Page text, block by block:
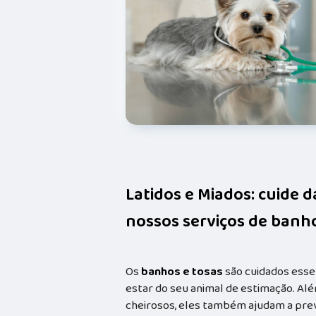
Latidos e Miados: cuide
nossos serviços de
Osbanhos e tosassão cuidados
estar do seu animal de estimação.
cheirosos, eles também ajudam a